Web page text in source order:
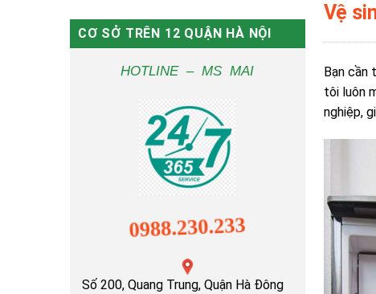
CƠ SỞ TRÊN 12 QUẬN HÀ NỘI
HOTLINE – MS MAI
0988.230.233
Số 200, Quang Trung, Quận Hà Đông
Vệ
Bạn cần
tôi luôn
nghiệp,